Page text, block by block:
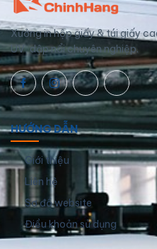
Xưởng in hộp giấy & túi giấy
UV, dập nổi chuyên nghiệp.
HƯỚNG DẪN
Giới thiệu
Liên hệ
Sơ đồ website
Điều khoản sử dụng